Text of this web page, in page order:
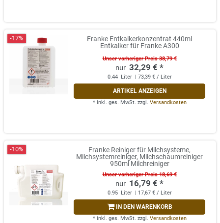
-17%
Franke Entkalkerkonzentrat 440ml
Entkalker für Franke A300
Unser vorheriger Preis 38,79 €
32,29 € *
0.44 Liter | 73,39 € / Liter
ARTIKEL ANZEIGEN
* inkl. ges. MwSt. zzgl. Versandkosten
-10%
Franke Reiniger für Milchsysteme,
Milchsystemreiniger, Milchschaumreiniger
950ml Milchreiniger
Unser vorheriger Preis 18,69 €
16,79 € *
0.95 Liter | 17,67 € / Liter
IN DEN WARENKORB
* inkl. ges. MwSt. zzgl. Versandkosten